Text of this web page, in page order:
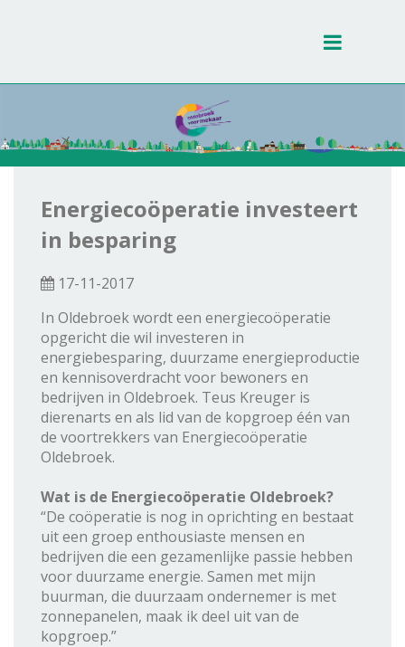
Toggle
Energiecoöperatie investeert
in besparing
17-11-2017
In Oldebroek wordt een energiecoöperatie
opgericht die wil investeren in
energiebesparing, duurzame energieproductie
en kennisoverdracht voor bewoners en
bedrijven in Oldebroek. Teus Kreuger is
dierenarts en als lid van de kopgroep één van
de voortrekkers van Energiecoöperatie
Oldebroek.
Wat is de Energiecoöperatie Oldebroek?
“De coöperatie is nog in oprichting en bestaat
uit een groep enthousiaste mensen en
bedrijven die een gezamenlijke passie hebben
voor duurzame energie. Samen met mijn
buurman, die duurzaam ondernemer is met
zonnepanelen, maak ik deel uit van de
kopgroep.”